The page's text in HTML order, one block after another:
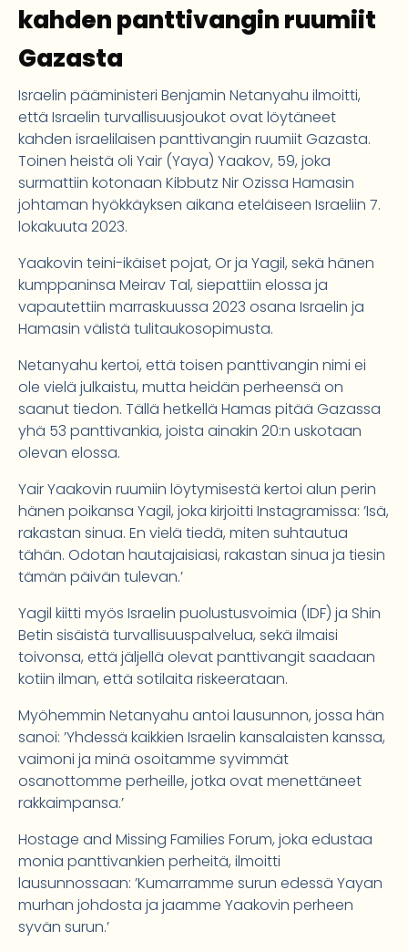
kahden panttivangin ruumiit
Gazasta
Israelin pääministeri Benjamin Netanyahu ilmoitti,
että Israelin turvallisuusjoukot ovat löytäneet
kahden israelilaisen panttivangin ruumiit Gazasta.
Toinen heistä oli Yair (Yaya) Yaakov, 59, joka
surmattiin kotonaan Kibbutz Nir Ozissa Hamasin
johtaman hyökkäyksen aikana eteläiseen Israeliin 7.
lokakuuta 2023.
Yaakovin teini-ikäiset pojat, Or ja Yagil, sekä hänen
kumppaninsa Meirav Tal, siepattiin elossa ja
vapautettiin marraskuussa 2023 osana Israelin ja
Hamasin välistä tulitaukosopimusta.
Netanyahu kertoi, että toisen panttivangin nimi ei
ole vielä julkaistu, mutta heidän perheensä on
saanut tiedon. Tällä hetkellä Hamas pitää Gazassa
yhä 53 panttivankia, joista ainakin 20:n uskotaan
olevan elossa.
Yair Yaakovin ruumiin löytymisestä kertoi alun perin
hänen poikansa Yagil, joka kirjoitti Instagramissa: ’Isä,
rakastan sinua. En vielä tiedä, miten suhtautua
tähän. Odotan hautajaisiasi, rakastan sinua ja tiesin
tämän päivän tulevan.’
Yagil kiitti myös Israelin puolustusvoimia (IDF) ja Shin
Betin sisäistä turvallisuuspalvelua, sekä ilmaisi
toivonsa, että jäljellä olevat panttivangit saadaan
kotiin ilman, että sotilaita riskeerataan.
Myöhemmin Netanyahu antoi lausunnon, jossa hän
sanoi: ’Yhdessä kaikkien Israelin kansalaisten kanssa,
vaimoni ja minä osoitamme syvimmät
osanottomme perheille, jotka ovat menettäneet
rakkaimpansa.’
Hostage and Missing Families Forum, joka edustaa
monia panttivankien perheitä, ilmoitti
lausunnossaan: ’Kumarramme surun edessä Yayan
murhan johdosta ja jaamme Yaakovin perheen
syvän surun.’